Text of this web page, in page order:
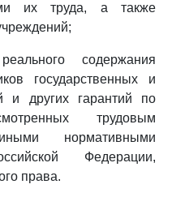
их труда, а также
содержания
государственных и
и других гарантий по
трудовым
нормативными
Федерации,
права.